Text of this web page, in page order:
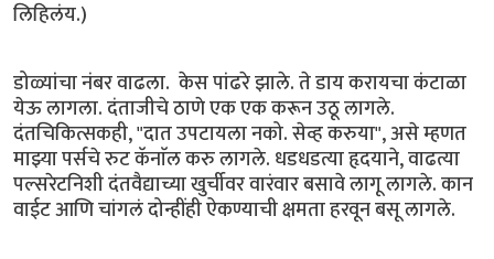
लिहिलंय.)
डोळ्यांचा नंबर वाढला. केस पांढरे झाले. ते डाय करायचा कंटाळा
येऊ लागला. दंताजीचे ठाणे एक एक करून उठू लागले.
दंतचिकित्सकही, "दात उपटायला नको. सेव्ह करुया", असे म्हणत
माझ्या पर्सचे रुट कॅनाॅल करु लागले. धडधडत्या हृदयाने, वाढत्या
पल्सरेटनिशी दंतवैद्याच्या खुर्चीवर वारंवार बसावे लागू लागले. कान
वाईट आणि चांगलं दोन्हींही ऐकण्याची क्षमता हरवून बसू लागले.